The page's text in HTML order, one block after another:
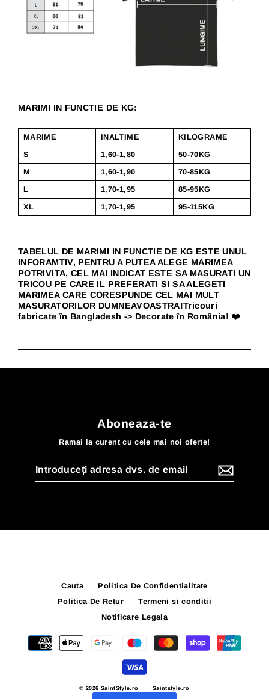
MARIMI IN FUNCTIE DE KG:
MARIME INALTIME
KILOGRAME
S
1,60-1,80
50-70KG
M
1,60-1,90
70-85KG
L
1,70-1,95
85-95KG
XL
1,70-1,95 95-115KG
TABELUL DE MARIMI IN FUNCTIE DE KG ESTE UNUL
INFORAMTIV, PENTRU A PUTEA ALEGE MARIMEA
POTRIVITA, CEL MAI INDICAT ESTE SA MASURATI UN
TRICOU PE CARE IL PREFERATI SI SA ALEGETI
MARIMEA CARE CORESPUNDE CEL MAI MULT
MASURATORILOR DUMNEAVOASTRA!Tricouri
fabricate în Bangladesh -> Decorate în România! ❤️
Aboneaza-te
Ramai la curent cu cele mai noi oferte!
adresa
Cauta
Politica De Confidentialitate
Politica De Retur
Termeni si conditii
Notificare Legala
© 2026 SaintStyle.ro Saintstyle.ro